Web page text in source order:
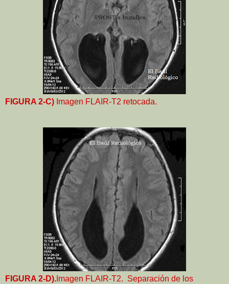
FIGURA 2-C) Imagen FLAIR-T2 retocada.
FIGURA 2-D). Imagen FLAIR-T2. Separación de los